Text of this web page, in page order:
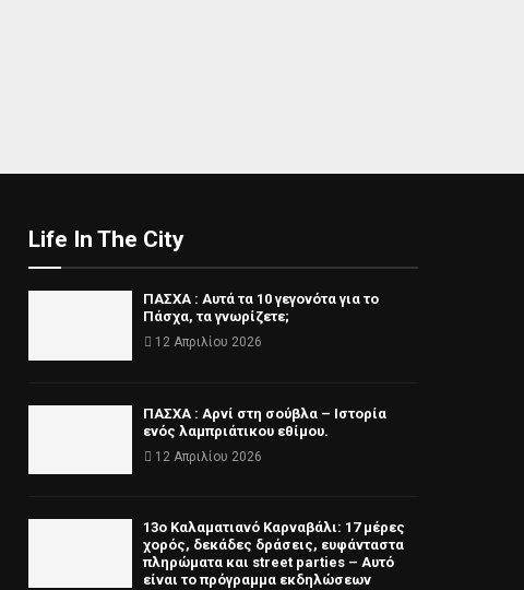
Life In The City
ΠΑΣΧΑ : Αυτά τα 10 γεγονότα για το
Πάσχα, τα γνωρίζετε;
12 Απριλίου 2026
ΠΑΣΧΑ : Αρνί στη σούβλα – Ιστορία
ενός λαμπριάτικου εθίμου.
12 Απριλίου 2026
13ο Καλαματιανό Καρναβάλι: 17 μέρες
χορός, δεκάδες δράσεις, ευφάνταστα
πληρώματα και street parties – Αυτό
είναι το πρόγραμμα εκδηλώσεων